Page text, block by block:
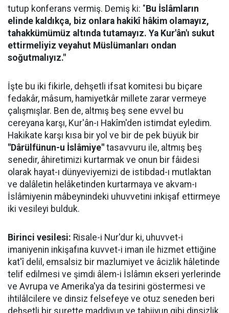
tutup konferans vermiş. Demiş ki: " Bu İslâmların
elinde kaldıkça, biz onlara hakikî hâkim olamayız,
tahakkümümüz altında tutamayız. Ya Kur'ân'ı sukut
ettirmeliyiz veyahut Müslümanları ondan
soğutmalıyız."
İşte bu iki fikirle, dehşetli ifsat komitesi bu biçare
fedakâr, mâsum, hamiyetkâr millete zarar vermeye
çalışmışlar. Ben de, altmış beş sene evvel bu
cereyana karşı, Kur'ân-ı Hakîm'den istimdat eyledim.
Hakikate karşı kısa bir yol ve bir de pek büyük bir
"Dârülfünun-u İslâmiye" tasavvuru ile, altmış beş
senedir, âhiretimizi kurtarmak ve onun bir fâidesi
olarak hayat-ı dünyeviyemizi de istibdad-ı mutlaktan
ve dalâletin helâketinden kurtarmaya ve akvam-ı
İslâmiyenin mâbeynindeki uhuvvetini inkişaf ettirmeye
iki vesileyi bulduk.
Birinci vesilesi: Risale-i Nur'dur ki, uhuvvet-i
imaniyenin inkişafına kuvvet-i iman ile hizmet ettiğine
kat'î delil, emsalsiz bir mazlumiyet ve âcizlik hâletinde
telif edilmesi ve şimdi âlem-i İslâmın ekseri yerlerinde
ve Avrupa ve Amerika'ya da tesirini göstermesi ve
ihtilâlcilere ve dinsiz felsefeye ve otuz seneden beri
dehşetli bir surette maddiyun ve tabiiyun gibi dinsizlik